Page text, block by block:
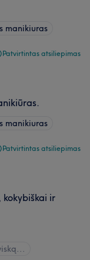
manikiuras
Patvirtintas atsiliepimas
manikiuras
Patvirtintas atsiliepimas
ir